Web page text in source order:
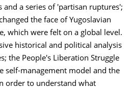
and a series of 'partisan ruptures';
the face of Yugoslavian
which were felt on a global level.
historical and political analysis
the People's Liberation Struggle
self-management model and the
order to understand what